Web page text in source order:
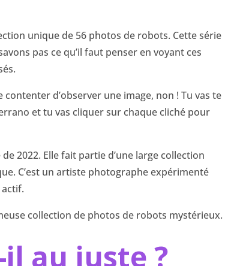
unique de 56 photos de robots. Cette série
pas ce qu’il faut penser en voyant ces
contenter d’observer une image, non ! Tu vas te
et tu vas cliquer sur chaque cliché pour
2022. Elle fait partie d’une large collection
C’est un artiste photographe expérimenté
collection de photos de robots mystérieux.
il au juste ?